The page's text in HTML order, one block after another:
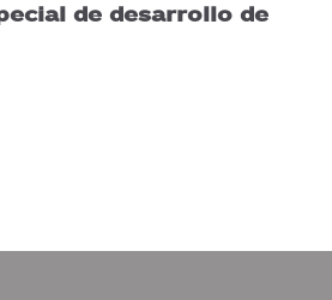
de desarrollo de